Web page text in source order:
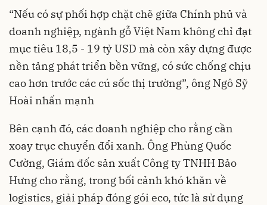
“Nếu có sự phối hợp chặt chẽ giữa Chính phủ và
doanh nghiệp, ngành gỗ Việt Nam không chỉ đạt
mục tiêu 18,5 - 19 tỷ USD mà còn xây dựng được
nền tảng phát triển bền vững, có sức chống chịu
cao hơn trước các cú sốc thị trường”, ông Ngô Sỹ
Hoài nhấn mạnh
Bên cạnh đó, các doanh nghiệp cho rằng cần
xoay trục chuyển đổi xanh. Ông Phùng Quốc
Cường, Giám đốc sản xuất Công ty TNHH Bảo
Hưng cho rằng, trong bối cảnh khó khăn về
logistics, giải pháp đóng gói eco, tức là sử dụng